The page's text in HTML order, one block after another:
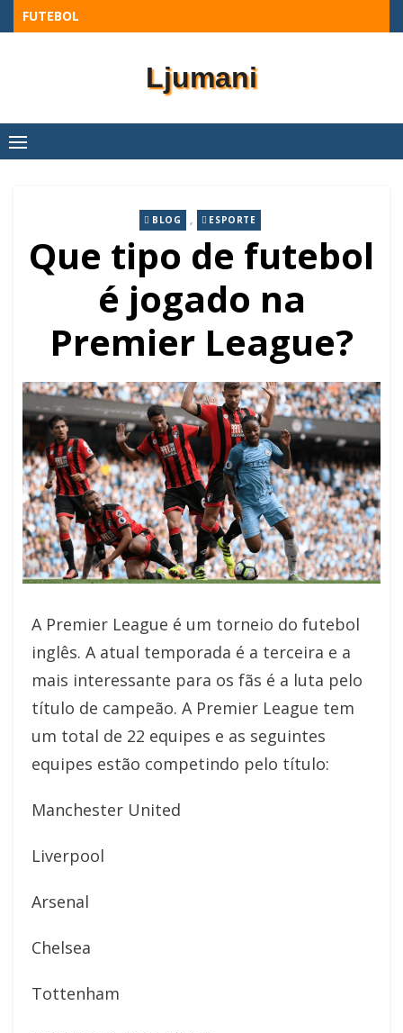
Skip
to
FUTEBOL
Ljumani
BLOG , ESPORTE
Que tipo de futebol
é jogado na
Premier League?
A Premier League é um torneio do futebol
inglês. A atual temporada é a terceira e a
mais interessante para os fãs é a luta pelo
título de campeão. A Premier League tem
um total de 22 equipes e as seguintes
equipes estão competindo pelo título:
Manchester United
Liverpool
Arsenal
Chelsea
Tottenham